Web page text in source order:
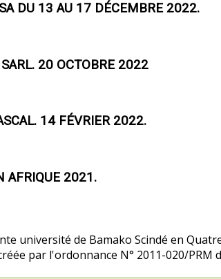
DU 13 AU 17 DÉCEMBRE 2022.
20 OCTOBRE 2022
14 FÉVRIER 2022.
AFRIQUE 2021.
université de Bamako Scindé en
par l'ordonnance N° 2011-020/PRM